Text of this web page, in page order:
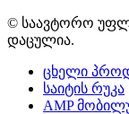
© საავტორო
დაცულია.
ცხელი
საიტის რუკა
AMP